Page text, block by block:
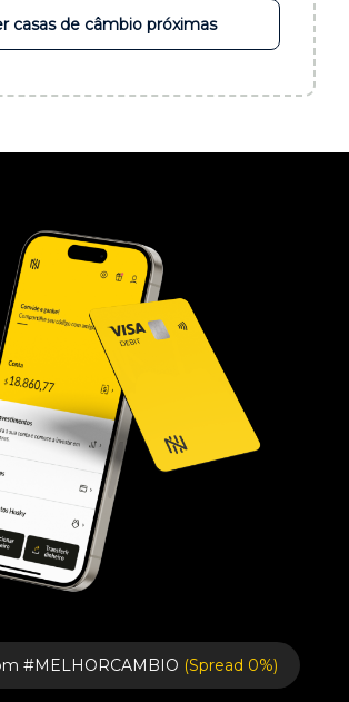
casas de câmbio próximas
#MELHORCAMBIO (Spread 0%)